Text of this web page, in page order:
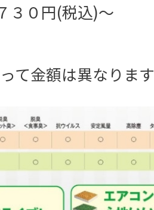
３０円(税込)～
て金額は異なります